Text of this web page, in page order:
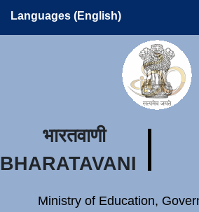
Languages (English)
भारतवाणी
BHARATAVANI
Ministry of Education,